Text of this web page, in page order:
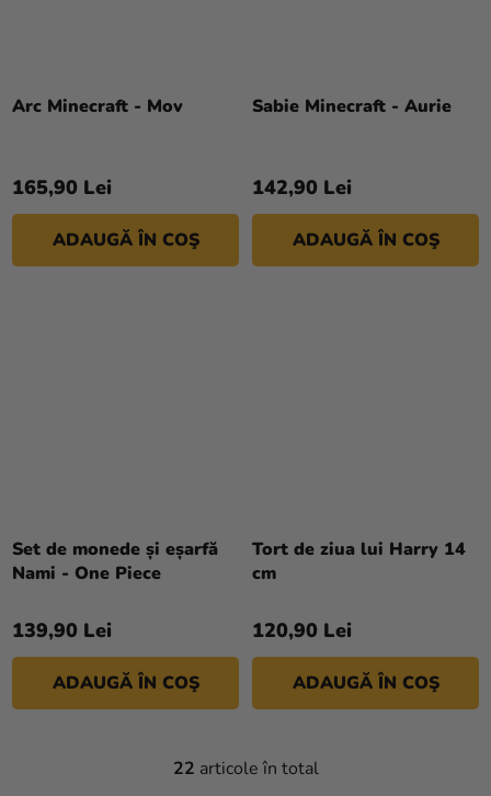
Arc Minecraft - Mov
165,90 Lei
ADAUGĂ ÎN COŞ
Sabie Minecraft - Aurie
142,90 Lei
ADAUGĂ ÎN COŞ
Set de monede și eșarfă
Nami - One Piece
139,90 Lei
ADAUGĂ ÎN COŞ
Tort de ziua lui Harry 14
cm
120,90 Lei
ADAUGĂ ÎN COŞ
C
22 articole în total